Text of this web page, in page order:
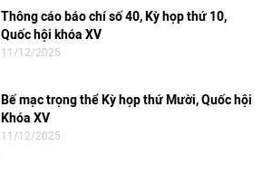
Thông cáo báo chí số 40, Kỳ họp thứ 10,
Quốc hội khóa XV
11/12/2025
Bế mạc trọng thể Kỳ họp thứ Mười, Quốc hội
Khóa XV
11/12/2025